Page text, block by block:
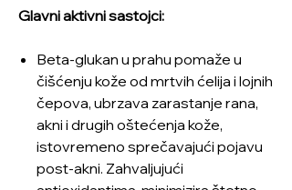
Glavni aktivni sastojci:
Beta-glukan u prahu pomaže u
čišćenju kože od mrtvih ćelija i lojnih
čepova, ubrzava zarastanje rana,
akni i drugih oštećenja kože,
istovremeno sprečavajući pojavu
post-akni. Zahvaljujući